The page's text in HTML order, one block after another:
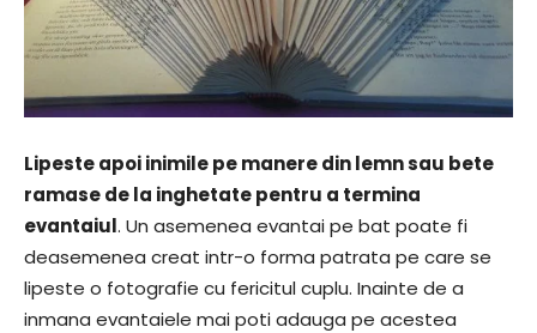
Lipeste apoi inimile pe manere din lemn sau bete
ramase de la inghetate pentru a termina
evantaiul. Un asemenea evantai pe bat poate fi
deasemenea creat intr-o forma patrata pe care se
lipeste o fotografie cu fericitul cuplu. Inainte de a
inmana evantaiele mai poti adauga pe acestea